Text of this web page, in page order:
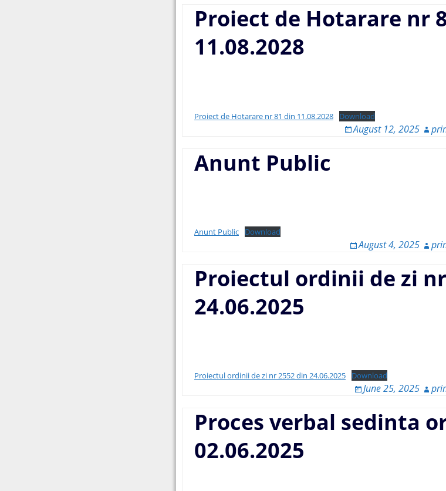
Proiect de Hotarare nr
11.08.2028
Proiect de Hotarare nr 81 din 11.08.2028 Download
August 12, 2025
Anunt Public
Anunt Public Download
August 4, 2025
Proiectul ordinii de zi
24.06.2025
Proiectul ordinii de zi nr 2552 din 24.06.2025 Download
June 25, 2025
Proces verbal sedinta
02.06.2025